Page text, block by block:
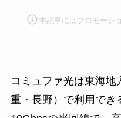
本記事にはプロモーシ
コミュファ光は東海
重・長野）で利用でき